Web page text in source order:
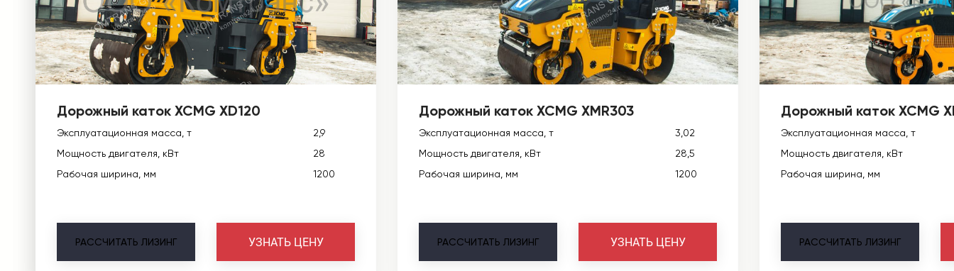
Дорожный каток XCMG XD120
Эксплуатационная масса, т
2,9
Мощность двигателя, кВт
28
Рабочая ширина, мм
1200
РАССЧИТАТЬ ЛИЗИНГ УЗНАТЬ ЦЕНУ
Дорожный каток XCMG XMR303
Эксплуатационная масса, т
3,02
Мощность двигателя, кВт
28,5
Рабочая ширина, мм
1200
РАССЧИТАТЬ ЛИЗИНГ УЗНАТЬ ЦЕНУ
Дорожный каток XCMG
Эксплуатационная масса, т
Мощность двигателя, кВт
Рабочая ширина, мм
РАССЧИТАТЬ ЛИЗИНГ